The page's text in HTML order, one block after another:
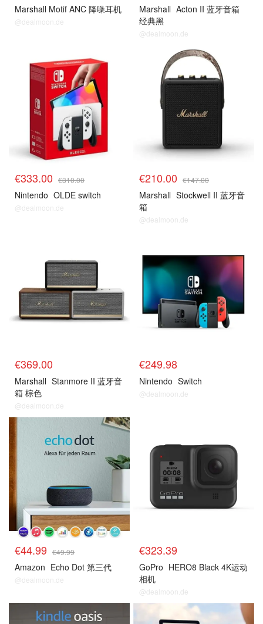
Marshall Motif ANC 降噪耳机
@dealmoon.de
Marshall Acton II 蓝牙音箱
经典黑
@dealmoon.de
€333.00 €310.00
Nintendo OLDE switch
@dealmoon.de
€210.00 €147.00
Marshall Stockwell II 蓝牙音
箱
@dealmoon.de
€369.00
Marshall Stanmore II 蓝牙音
箱 棕色
@dealmoon.de
€249.98
Nintendo Switch
@dealmoon.de
€44.99 €49.99
Amazon Echo Dot 第三代
@dealmoon.de
€323.39
GoPro HERO8 Black 4K运动
相机
@dealmoon.de
今日推荐